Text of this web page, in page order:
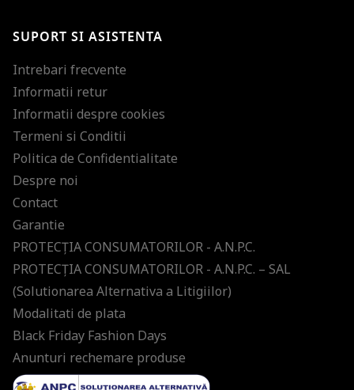
SUPORT SI ASISTENTA
Intrebari frecvente
Informatii retur
Informatii despre cookies
Termeni si Conditii
Politica de Confidentialitate
Despre noi
Contact
Garantie
PROTECŢIA CONSUMATORILOR - A.N.P.C.
PROTECŢIA CONSUMATORILOR - A.N.P.C. – SAL
(Solutionarea Alternativa a Litigiilor)
Modalitati de plata
Black Friday Fashion Days
Anunturi rechemare produse